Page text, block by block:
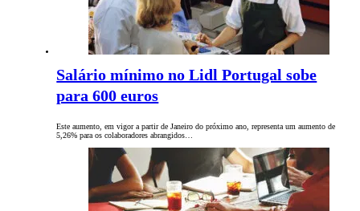
Salário mínimo no Lidl Portugal sobe
para 600 euros
Este aumento, em vigor a partir de Janeiro do próximo ano, representa um aumento de
5,26% para os colaboradores abrangidos…